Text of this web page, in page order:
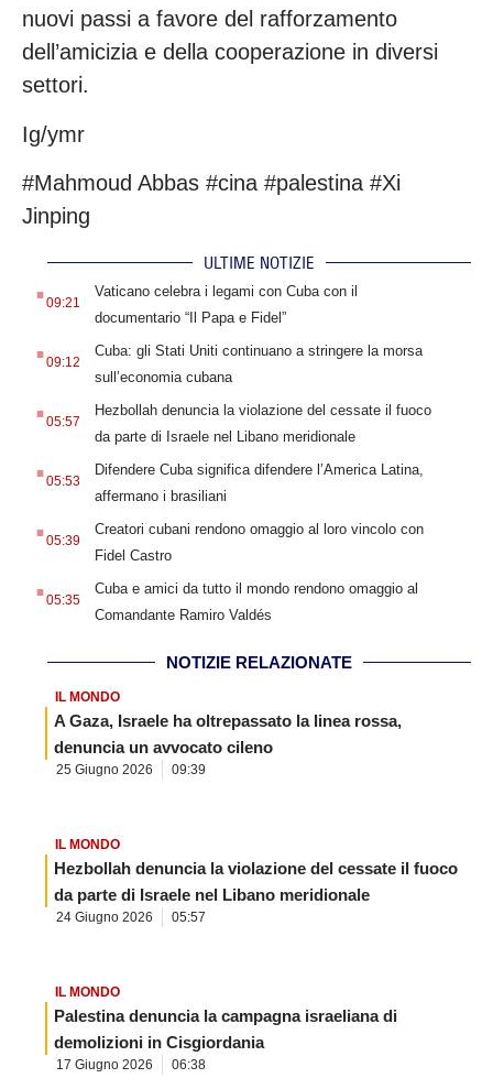
nuovi passi a favore del rafforzamento
dell’amicizia e della cooperazione in diversi
settori.
Ig/ymr
#Mahmoud Abbas #cina #palestina #Xi
Jinping
ULTIME NOTIZIE
.09:21
Vaticano celebra i legami con Cuba con il
documentario “Il Papa e Fidel”
.09:12
Cuba: gli Stati Uniti continuano a stringere la morsa
sull’economia cubana
.05:57
Hezbollah denuncia la violazione del cessate il fuoco
da parte di Israele nel Libano meridionale
.05:53
Difendere Cuba significa difendere l’America Latina,
affermano i brasiliani
.05:39
Creatori cubani rendono omaggio al loro vincolo con
Fidel Castro
.05:35
Cuba e amici da tutto il mondo rendono omaggio al
Comandante Ramiro Valdés
NOTIZIE RELAZIONATE
IL MONDO
A Gaza, Israele ha oltrepassato la linea rossa,
denuncia un avvocato cileno
25 Giugno 2026 09:39
IL MONDO
Hezbollah denuncia la violazione del cessate il fuoco
da parte di Israele nel Libano meridionale
24 Giugno 2026 05:57
IL MONDO
Palestina denuncia la campagna israeliana di
demolizioni in Cisgiordania
17 Giugno 2026 06:38